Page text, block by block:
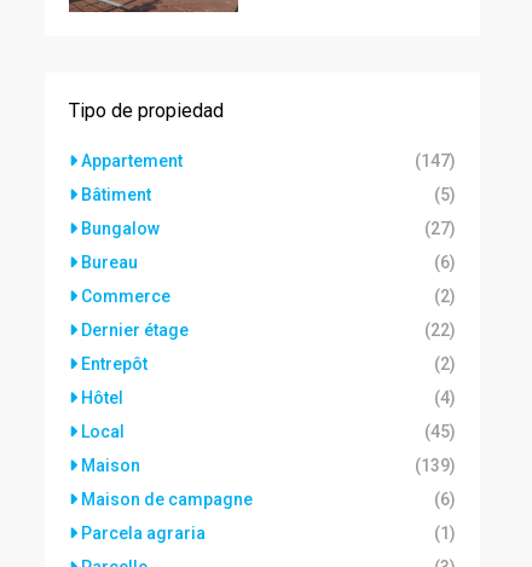
Tipo de propiedad
Appartement
(147)
Bâtiment
(5)
Bungalow
(27)
Bureau
(6)
Commerce
(2)
Dernier étage
(22)
Entrepôt
(2)
Hôtel
(4)
Local
(45)
Maison
(139)
Maison de campagne
(6)
Parcela agraria
(1)